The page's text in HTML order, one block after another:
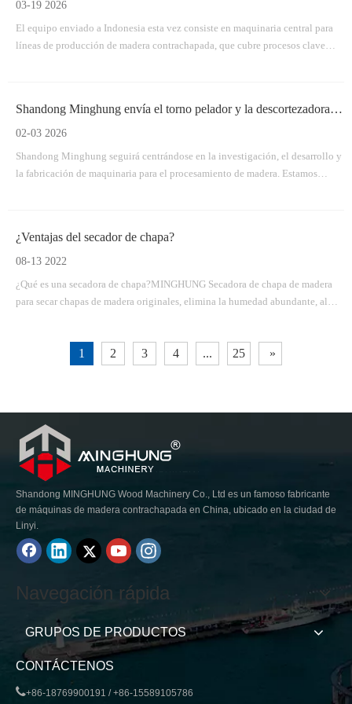
03-19 2026
El equipo enviado a Indonesia esta vez consiste en maquinaria central para
líneas de producción de madera contrachapada, que cubre procesos clave
Shandong Minghung envía el torno pelador y la descortezadora de madera según lo previsto
02-03 2026
Shandong Minghung seguirá centrándose en la investigación, el desarrollo y
la fabricación de maquinaria para el procesamiento de madera. Estamos
¿Ventajas del secador de chapa?
08-13 2022
¿Qué es una secadora de chapa?MINGHUNG Secadora de chapa de madera
para secar chapas de madera originales, elimina la humedad abundante, al
chapa son adecuadas para una gran capacidad de secado por día, pueden
1 2 3 4 ... 25 »
Shandong MINGHUNG Wood Machinery Co., Ltd es un famoso fabricante
de máquinas de madera contrachapada en China, ubicado en la ciudad de
Linyi.
Navegación rápida
GRUPOS DE PRODUCTOS
CONTÁCTENOS
+86-18769900191 / +86-15589105786